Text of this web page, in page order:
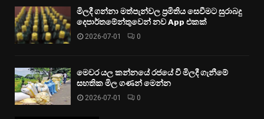
මිලදී ගන්නා මත්පැන්වල ප්‍රමිතිය සෙවීමට සුරාබදු
දෙපාර්තමේන්තුවෙන් නව App එකක්
2026-07-01 0
මෙවර යල කන්නයේ රජයේ වී මිලදී ගැනීමේ
සහතික මිල ගණන් මෙන්න
2026-07-01 0